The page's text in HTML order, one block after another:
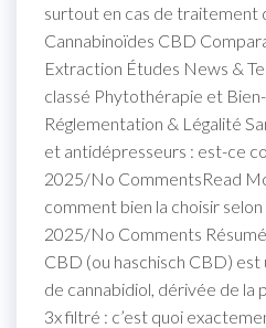
surtout en cas de traitement
Cannabinoïdes CBD
Extraction Études News &
classé Phytothérapie et
Réglementation & Légalité
et antidépresseurs : est-ce
2025/No CommentsRead
comment bien la choisir
2025/No Comments
CBD (ou haschisch CBD)
de cannabidiol, dérivée de
3x filtré : c’est quoi